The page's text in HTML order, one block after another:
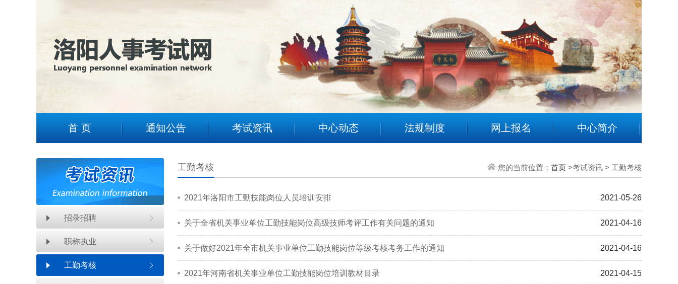
首 页 通知公告 考试资讯 中心动态 法规制度 网上报名 中心简介
招录招聘
职称执业
工勤考核
工勤考核 您的当前位置： 首页 >考试资讯 > 工勤考核
2021年洛阳市工勤技能岗位人员培训安排 2021-05-26
关于全省机关事业单位工勤技能岗位高级技师考评工作有关问题的通知 2021-04-16
关于做好2021年全市机关事业单位工勤技能岗位等级考核考务工作的通知 2021-04-16
2021年河南省机关事业单位工勤技能岗位培训教材目录 2021-04-15